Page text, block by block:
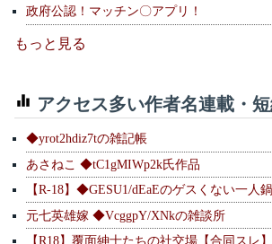
政府公認！マッチン〇アプリ！
もっと見る
アクセス多い作者名連載・
◆yrot2hdiz7tの雑記帳
あさねこ ◆tC1gMIWp2k氏作品
【R-18】◆GESU1/dEaEのゲスくない一人鍋
元七英雄嫁 ◆VcggpY/XNkの雑談所
【R18】覆面紳士たちの社交場【合同スレ】